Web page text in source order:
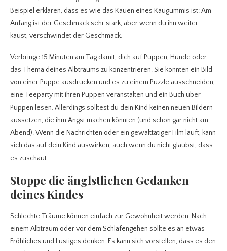
Beispiel erklären, dass es wie das Kauen eines Kaugummis ist: Am
Anfang ist der Geschmack sehr stark, aber wenn du ihn weiter
kaust, verschwindet der Geschmack.
Verbringe 15 Minuten am Tag damit, dich auf Puppen, Hunde oder
das Thema deines Albtraums zu konzentrieren. Sie könnten ein Bild
von einer Puppe ausdrucken und es zu einem Puzzle ausschneiden,
eine Teeparty mit ihren Puppen veranstalten und ein Buch über
Puppen lesen. Allerdings solltest du dein Kind keinen neuen Bildern
aussetzen, die ihm Angst machen könnten (und schon gar nicht am
Abend). Wenn die Nachrichten oder ein gewalttätiger Film läuft, kann
sich das auf dein Kind auswirken, auch wenn du nicht glaubst, dass
es zuschaut.
Stoppe die änglstlichen Gedanken
deines Kindes
Schlechte Träume können einfach zur Gewohnheit werden. Nach
einem Albtraum oder vor dem Schlafengehen sollte es an etwas
Fröhliches und Lustiges denken. Es kann sich vorstellen, dass es den